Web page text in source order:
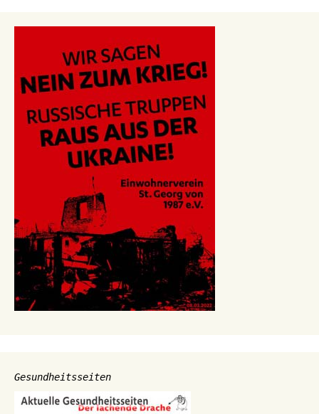
Gesundheitsseiten